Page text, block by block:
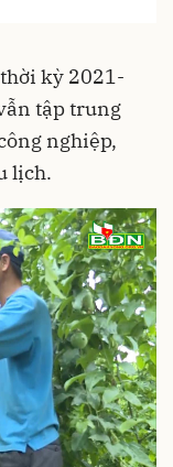
kỳ 2021-
tập trung
nghiệp,
lịch.